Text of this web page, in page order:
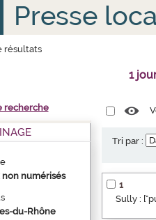
Presse
résultats
1
recherche
numérisés
du-Rhône
Tri par :
1
Sully :